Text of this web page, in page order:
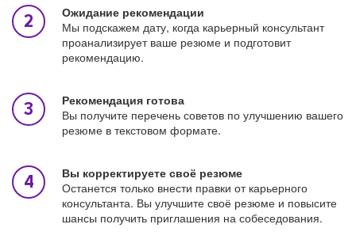
Ожидание рекомендации
Мы подскажем дату, когда карьерный консультант
проанализирует ваше резюме и подготовит
рекомендацию.
Рекомендация готова
Вы получите перечень советов по улучшению вашего
резюме в текстовом формате.
Вы корректируете своё резюме
Останется только внести правки от карьерного
консультанта. Вы улучшите своё резюме и повысите
шансы получить приглашения на собеседования.